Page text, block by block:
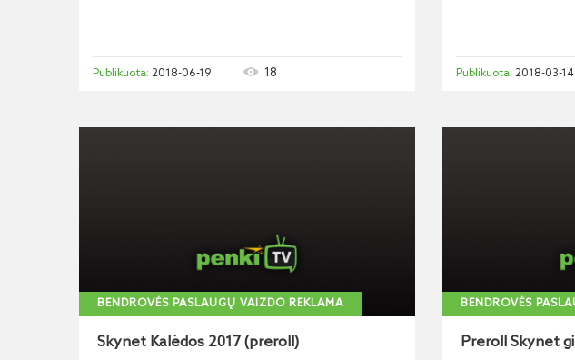
2018-06-19 18 2018-03-14
BENDROVĖS PASLAUGŲ VAIZDO REKLAMA
Skynet Kalėdos 2017 (preroll)
BENDROVĖS
Preroll Skynet